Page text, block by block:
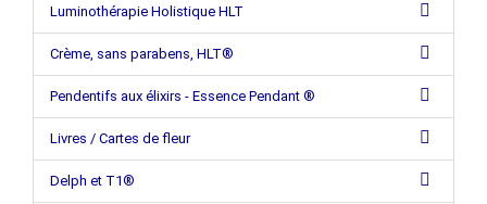
Luminothérapie Holistique HLT
Crème, sans parabens, HLT®
Pendentifs aux élixirs - Essence Pendant ®
Livres / Cartes de fleur
Delph et T1®